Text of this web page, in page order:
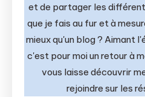
et de partager les
que je fais au fur et à
mieux qu'un blog ? Aimant
c'est pour moi un retour à
vous laisse découvrir
rejoindre sur les